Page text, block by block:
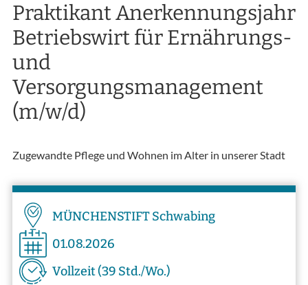
Praktikant Anerkennungsjahr
Betriebswirt für Ernährungs-
und
Versorgungsmanagement
(m/w/d)
Zugewandte Pflege und Wohnen im Alter in unserer Stadt
MÜNCHENSTIFT Schwabing
01.08.2026
Vollzeit (39 Std./Wo.)